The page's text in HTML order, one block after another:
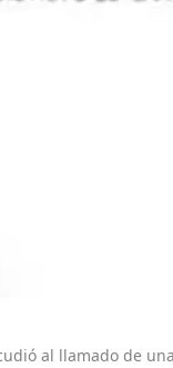
al llamado de